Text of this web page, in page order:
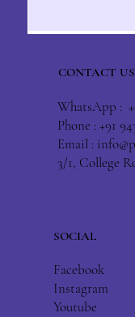
CONTACT US
WhatsApp :
Phone : +91
Email :
3/1, College
SOCIAL
Facebook
Instagram
Youtube